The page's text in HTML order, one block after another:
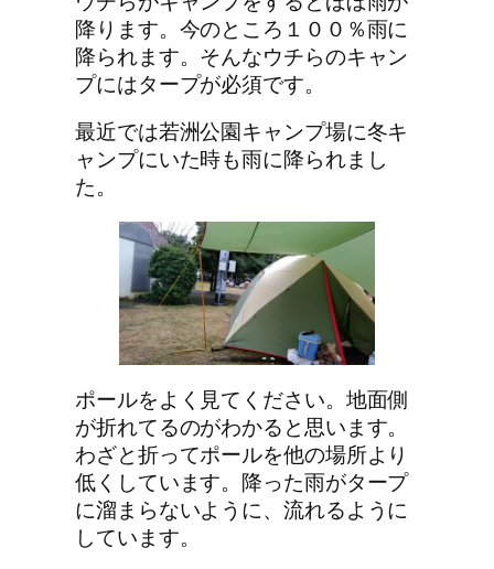
降ります。今のところ１００％雨に
降られます。そんなウチらのキャン
プにはタープが必須です。
最近では若洲公園キャンプ場に冬キ
ャンプにいた時も雨に降られまし
た。
ポールをよく見てください。地面側
が折れてるのがわかると思います。
わざと折ってポールを他の場所より
低くしています。降った雨がタープ
に溜まらないように、流れるように
しています。